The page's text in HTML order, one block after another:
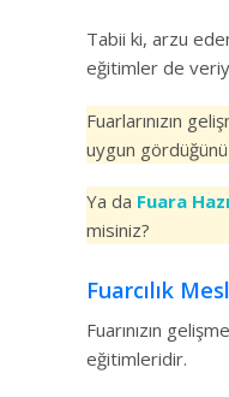
Tabii ki, arzu
eğitimler de
Fuarlarınızın
uygun
Ya da Fuara
misiniz?
Fuarcılık
Fuarınızın
eğitimleridir.